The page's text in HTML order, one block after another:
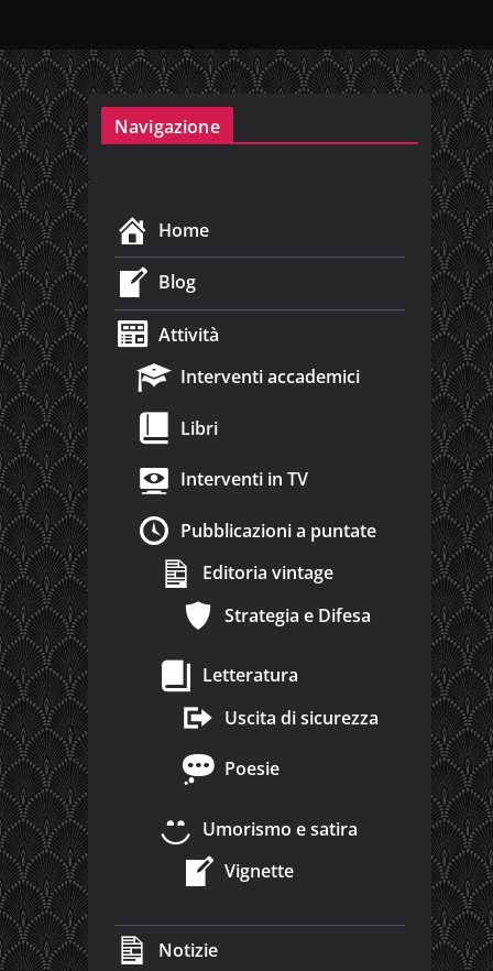
Navigazione
Home
Blog
Attività
Interventi accademici
Libri
Interventi in TV
Pubblicazioni a puntate
Editoria vintage
Strategia e Difesa
Letteratura
Uscita di sicurezza
Poesie
Umorismo e satira
Vignette
Notizie